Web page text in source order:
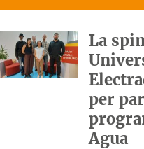
La
per
Agua